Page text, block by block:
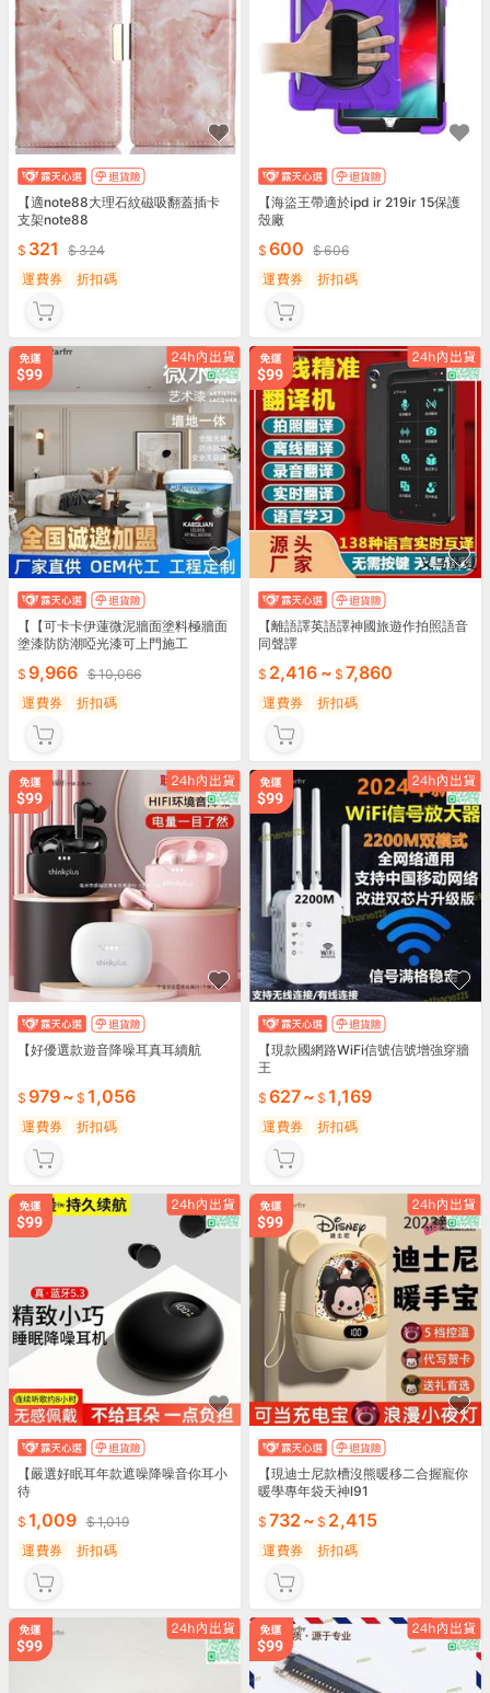
【適note88大理石紋磁吸翻蓋插卡
支架note88
321
324
運費券
折扣碼
【海盜王帶適於ipd ir 219ir 15保護
殼廠
600
606
運費券
折扣碼
【【可卡卡伊蓮微泥牆面塗料極牆面
塗漆防防潮啞光漆可上門施工
9,966
10,066
運費券
折扣碼
【離語譯英語譯神國旅遊作拍照語音
同聲譯
2,416 ~ 7,860
運費券 折扣碼
【好優選款遊音降噪耳真耳續航
979~ 1,056
運費券 折扣碼
【現款國網路WiFi信號信號增強穿牆
王
627~ 1,169
運費券 折扣碼
【嚴選好眠耳年款遮噪降噪音你耳小
待
1,009
1,019
運費券
折扣碼
【現迪士尼款槽沒熊暖移二合握寵你
暖學專年袋天神l91
732 ~ 2,415
運費券 折扣碼